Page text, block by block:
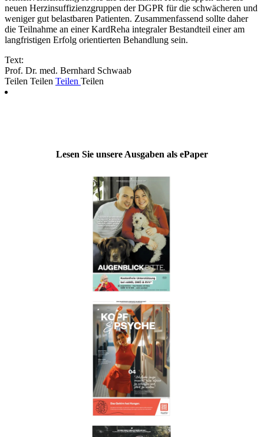
neuen Herzinsuffizienzgruppen der DGPR für die schwächeren und
weniger gut belastbaren Patienten. Zusammenfassend sollte daher
die Teilnahme an einer KardReha integraler Bestandteil einer am
langfristigen Erfolg orientierten Behandlung sein.
Text:
Prof. Dr. med. Bernhard Schwaab
Teilen Teilen Teilen Teilen
Lesen Sie unsere Ausgaben als ePaper